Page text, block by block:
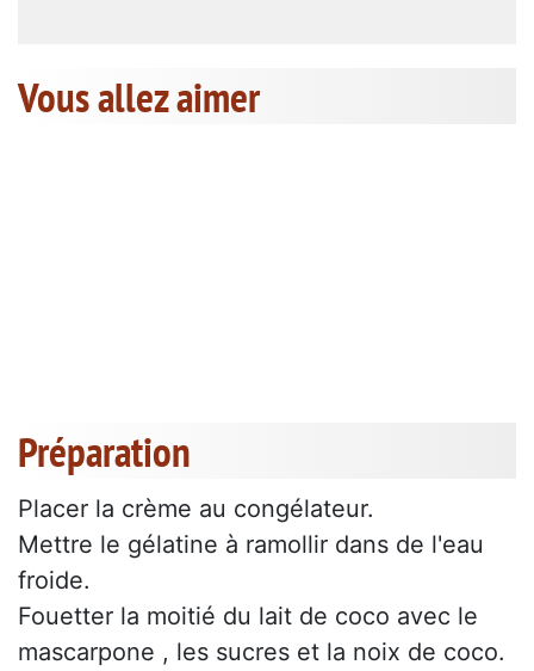
Vous allez aimer
Préparation
Placer la crème au congélateur.
Mettre le gélatine à ramollir dans de l'eau
froide.
Fouetter la moitié du lait de coco avec le
mascarpone , les sucres et la noix de coco.